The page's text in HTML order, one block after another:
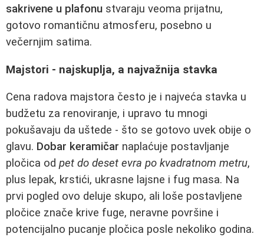
sakrivene u plafonu stvaraju veoma prijatnu,
gotovo romantičnu atmosferu, posebno u
večernjim satima.
Majstori - najskuplja, a najvažnija stavka
Cena radova majstora često je i najveća stavka u
budžetu za renoviranje, i upravo tu mnogi
pokušavaju da uštede - što se gotovo uvek obije o
glavu. Dobar keramičar naplaćuje postavljanje
pločica od pet do deset evra po kvadratnom metru,
plus lepak, krstići, ukrasne lajsne i fug masa. Na
prvi pogled ovo deluje skupo, ali loše postavljene
pločice znače krive fuge, neravne površine i
potencijalno pucanje pločica posle nekoliko godina.